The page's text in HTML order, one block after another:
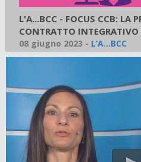
L'A...BCC - FOCUS CCB: LA
CONTRATTO INTEGRATIVO
08 giugno 2023 - L’A…BCC